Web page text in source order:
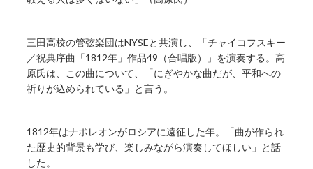
三田高校の管弦楽団はNYSEと共演し、「チャイコフスキー
／祝典序曲「1812年」作品49（合唱版）」を演奏する。高
原氏は、この曲について、「にぎやかな曲だが、平和への
祈りが込められている」と言う。
1812年はナポレオンがロシアに遠征した年。「曲が作られ
た歴史的背景も学び、楽しみながら演奏してほしい」と話
した。